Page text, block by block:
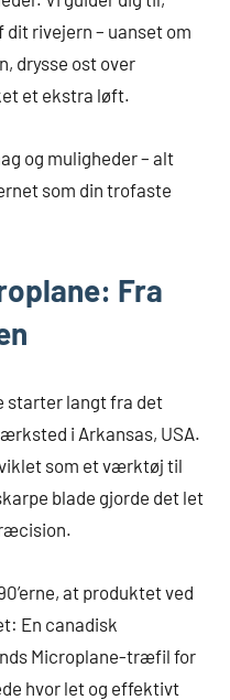
dit rivejern – uanset om
drysse ost over
et ekstra løft.
og muligheder – alt
som din trofaste
Fra
starter langt fra det
i Arkansas, USA.
som et værktøj til
blade gjorde det let
at produktet ved
En canadisk
Microplane-træfil for
hvor let og effektivt